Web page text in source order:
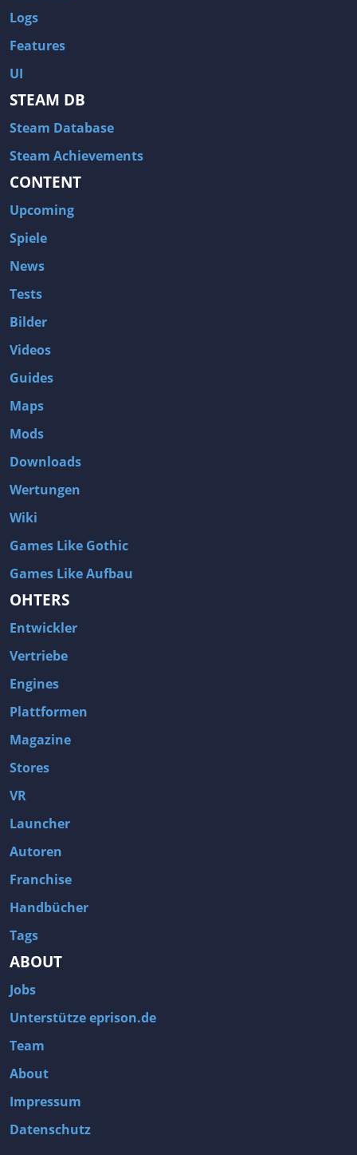
Logs
Features
UI
STEAM DB
Steam Database
Steam Achievements
CONTENT
Upcoming
Spiele
News
Tests
Bilder
Videos
Guides
Maps
Mods
Downloads
Wertungen
Wiki
Games Like Gothic
Games Like Aufbau
OHTERS
Entwickler
Vertriebe
Engines
Plattformen
Magazine
Stores
VR
Launcher
Autoren
Franchise
Handbücher
Tags
ABOUT
Jobs
Unterstütze eprison.de
Team
About
Impressum
Datenschutz